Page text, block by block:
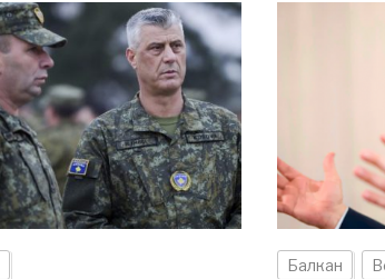
Балкан